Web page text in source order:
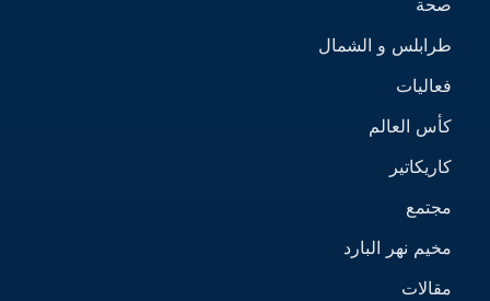
صحة
طرابلس و الشمال
فعاليات
كأس العالم
كاريكاتير
مجتمع
مخيم نهر البارد
مقالات